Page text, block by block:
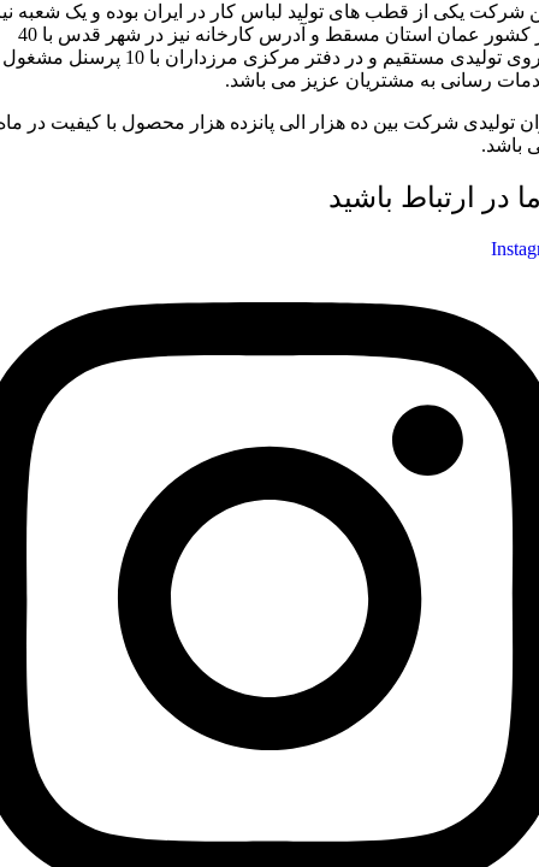
شرکت یکی از قطب های تولید لباس کار در ایران بوده و یک شعبه
در کشور عمان استان مسقط و آدرس کارخانه نیز در شهر قدس با 40
نیروی تولیدی مستقیم و در دفتر مرکزی مرزداران با 10 پرسنل مشغول
رسانی به مشتریان عزیز می باشد.
تولیدی شرکت بین ده هزار الی پانزده هزار محصول با کیفیت در
باشد.
در ارتباط باشید